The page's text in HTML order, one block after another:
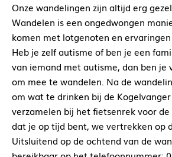
Onze wandelingen zijn altijd erg
Wandelen is een ongedwongen
komen met lotgenoten en
Heb je zelf autisme of ben je een
van iemand met autisme, dan ben je
om mee te wandelen. Na de
om wat te drinken bij de
verzamelen bij het fietsenrek voor
dat je op tijd bent, we vertrekken op
Uitsluitend op de ochtend van de